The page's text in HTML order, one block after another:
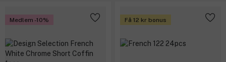
Medlem -10% Få 12 kr bonus